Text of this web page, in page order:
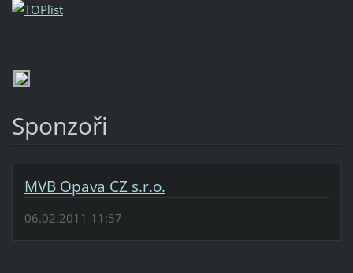
Sponzoři
MVB Opava CZ s.r.o.
06.02.2011 11:57